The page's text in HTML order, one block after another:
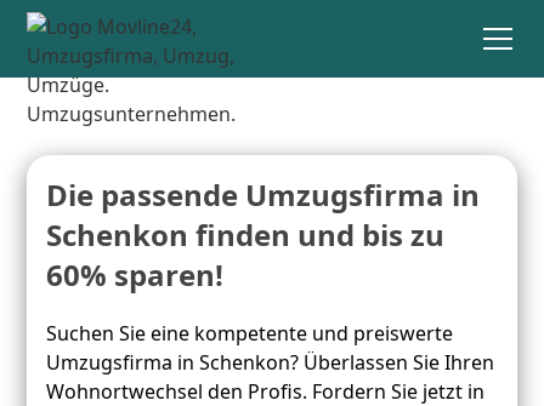
Die passende Umzugsfirma in
Schenkon finden und bis zu
60% sparen!
Suchen Sie eine kompetente und preiswerte
Umzugsfirma in Schenkon? Überlassen Sie Ihren
Wohnortwechsel den Profis. Fordern Sie jetzt in